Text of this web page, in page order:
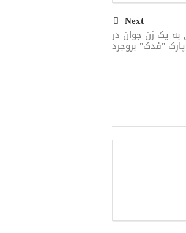
Next
یک زن جوان در
پارک "فدک" بروجرد